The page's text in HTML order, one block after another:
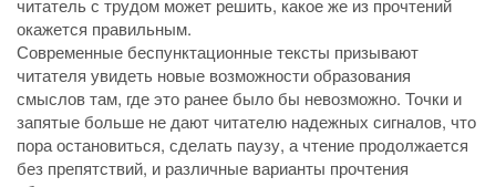
читатель с трудом может решить, какое же из прочтений
окажется правильным.
Современные беспунктационные тексты призывают
читателя увидеть новые возможности образования
смыслов там, где это ранее было бы невозможно. Точки и
запятые больше не дают читателю надежных сигналов, что
пора остановиться, сделать паузу, а чтение продолжается
без препятствий, и различные варианты прочтения